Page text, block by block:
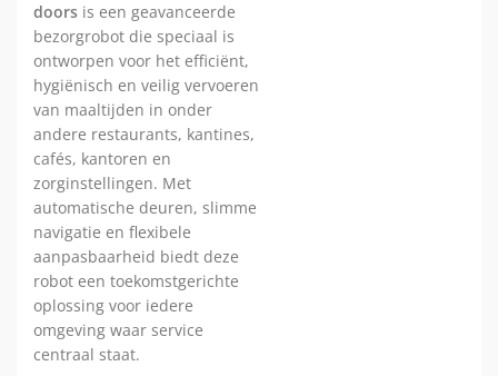
doors is een geavanceerde
bezorgrobot die speciaal is
ontworpen voor het efficiënt,
hygiënisch en veilig vervoeren
van maaltijden in onder
andere restaurants, kantines,
cafés, kantoren en
zorginstellingen. Met
automatische deuren, slimme
navigatie en flexibele
aanpasbaarheid biedt deze
robot een toekomstgerichte
oplossing voor iedere
omgeving waar service
centraal staat.